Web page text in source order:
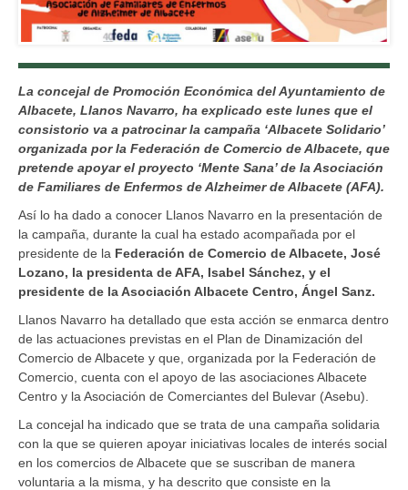
La concejal de Promoción Económica del Ayuntamiento de
Albacete, Llanos Navarro, ha explicado este lunes que el
consistorio va a patrocinar la campaña ‘Albacete Solidario’
organizada por la Federación de Comercio de Albacete, que
pretende apoyar el proyecto ‘Mente Sana’ de la Asociación
de Familiares de Enfermos de Alzheimer de Albacete (AFA).
Así lo ha dado a conocer Llanos Navarro en la presentación de
la campaña, durante la cual ha estado acompañada por el
presidente de la Federación de Comercio de Albacete, José
Lozano, la presidenta de AFA, Isabel Sánchez, y el
presidente de la Asociación Albacete Centro, Ángel Sanz.
Llanos Navarro ha detallado que esta acción se enmarca dentro
de las actuaciones previstas en el Plan de Dinamización del
Comercio de Albacete y que, organizada por la Federación de
Comercio, cuenta con el apoyo de las asociaciones Albacete
Centro y la Asociación de Comerciantes del Bulevar (Asebu).
La concejal ha indicado que se trata de una campaña solidaria
con la que se quieren apoyar iniciativas locales de interés social
en los comercios de Albacete que se suscriban de manera
voluntaria a la misma, y ha descrito que consiste en la